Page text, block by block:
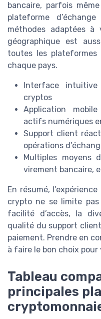
bancaire, parfois
plateforme
méthodes adaptées à
géographique est
toutes les plateformes
chaque pays.
Interface
cryptos
Application
actifs numériques
Support client
opérations
Multiples moyens
virement bancaire,
En résumé,
crypto ne se limite pas
facilité d’accès, la
qualité du support
paiement. Prendre en
à faire le bon choix
Tableau
principales